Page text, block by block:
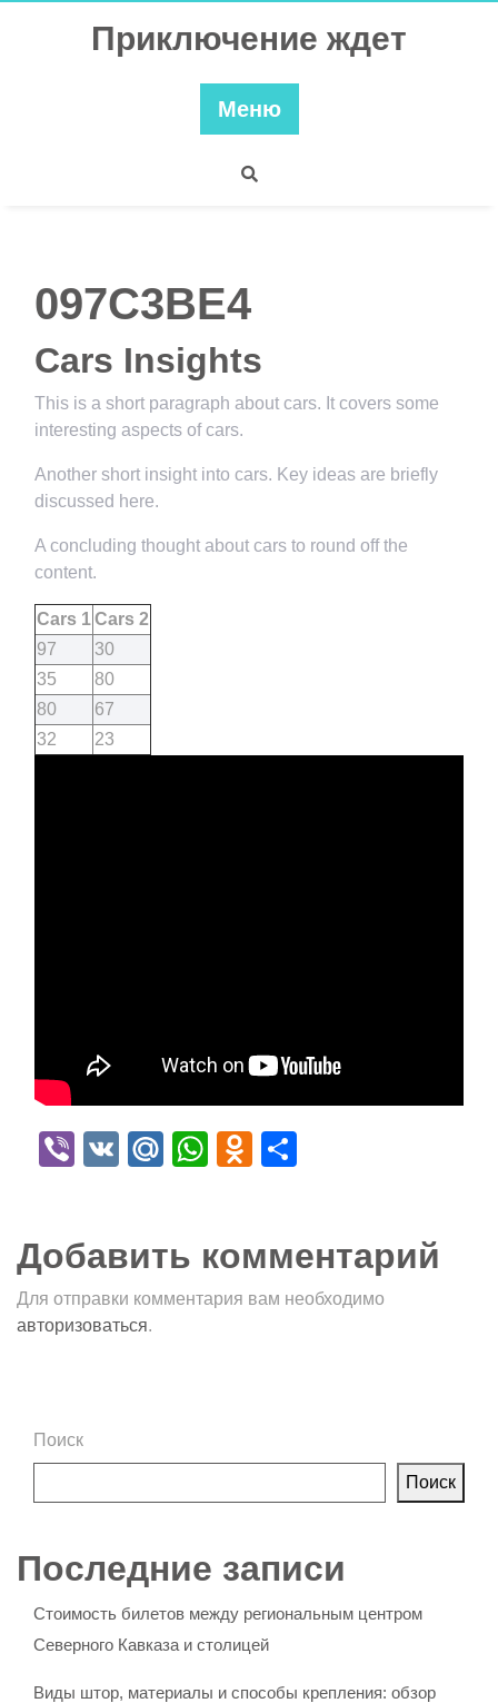
Приключение ждет
Меню
097C3BE4
Cars Insights
This is a short paragraph about cars. It covers some
interesting aspects of cars.
Another short insight into cars. Key ideas are briefly
discussed here.
A concluding thought about cars to round off the
content.
Cars 1Cars 2
97
30
35
80
80
67
32
23
Viber
VK Mail.Ru
WhatsApp
Odnoklassniki
Добавить комментарий
Для отправки комментария вам необходимо
авторизоваться.
Поиск
Поиск
Последние записи
Стоимость билетов между региональным центром
Северного Кавказа и столицей
Виды штор, материалы и способы крепления: обзор